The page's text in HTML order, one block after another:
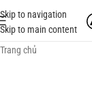
Skip to navigation
Skip to main content
Trang chủ